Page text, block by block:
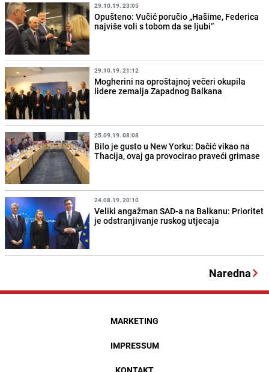
29.10.19. 23:05
Opušteno: Vučić poručio „Hašime, Federica
najviše voli s tobom da se ljubi“
29.10.19. 21:12
Mogherini na oproštajnoj večeri okupila
lidere zemalja Zapadnog Balkana
25.09.19. 08:08
Bilo je gusto u New Yorku: Dačić vikao na
Thacija, ovaj ga provocirao praveći grimase
24.08.19. 20:10
Veliki angažman SAD-a na Balkanu: Prioritet
je odstranjivanje ruskog utjecaja
Naredna
MARKETING
IMPRESSUM